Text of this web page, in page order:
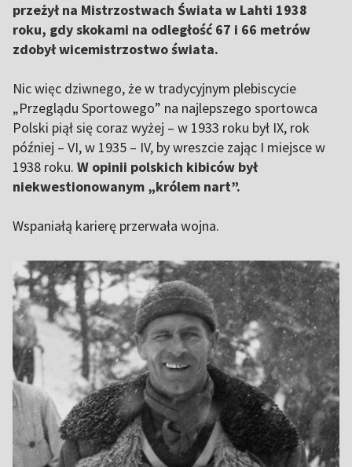
przeżył na Mistrzostwach Świata w Lahti 1938
roku, gdy skokami na odległość 67 i 66 metrów
zdobył wicemistrzostwo świata.
Nic więc dziwnego, że w tradycyjnym plebiscycie
„Przeglądu Sportowego” na najlepszego sportowca
Polski piął się coraz wyżej – w 1933 roku był IX, rok
później – VI, w 1935 – IV, by wreszcie zając I miejsce w
1938 roku. W opinii polskich kibiców był
niekwestionowanym „królem nart”.
Wspaniałą karierę przerwała wojna.